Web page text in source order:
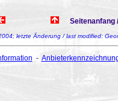
letzte Änderung / last modified:
-